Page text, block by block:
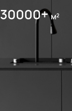
30000+м²